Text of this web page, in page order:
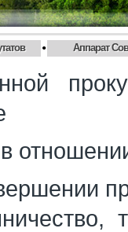
• Аппарат